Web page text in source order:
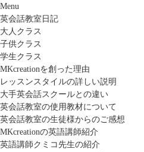
Menu
英会話教室日記
大人クラス
子供クラス
学生クラス
MKcreationを創った理由
レッスンスタイルの詳しい説明
大手英会話スクールとの違い
英会話教室の使用教材について
英会話教室の生徒様からのご感想
MKcreationの英語講師紹介
英語講師クミコ先生の紹介